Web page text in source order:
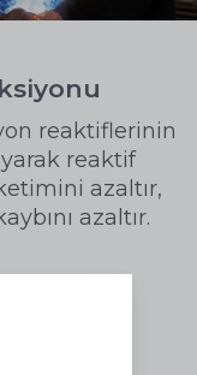
reaktiflerinin
reaktif
azaltır,
azaltır.